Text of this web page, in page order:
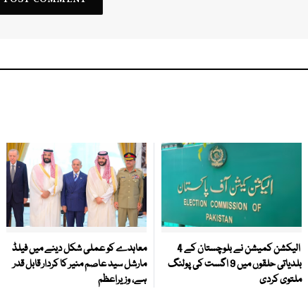
الیکشن کمیشن نے بلوچستان کے 4
بلدیاتی حلقوں میں 9 اگست کی پولنگ
ملتوی کردی
معاہدے کو عملی شکل دینے میں فیلڈ
مارشل سید عاصم منیر کا کردار قابل قدر
ہے، وزیراعظم